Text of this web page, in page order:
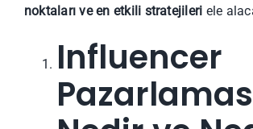
noktaları ve en etkili stratejileri ele
Influencer